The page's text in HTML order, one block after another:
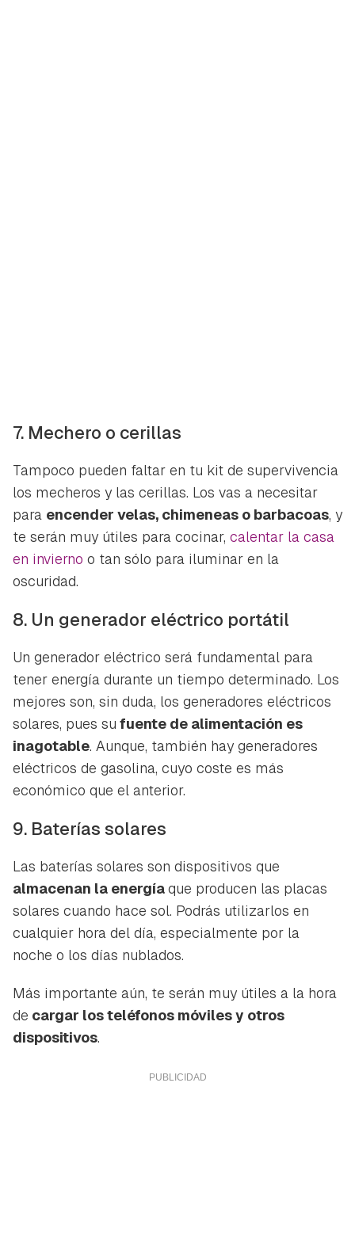
7. Mechero o cerillas
Tampoco pueden faltar en tu kit de supervivencia
los mecheros y las cerillas. Los vas a necesitar
para encender velas, chimeneas o barbacoas, y
te serán muy útiles para cocinar, calentar la casa
en invierno o tan sólo para iluminar en la
oscuridad.
8. Un generador eléctrico portátil
Un generador eléctrico será fundamental para
tener energía durante un tiempo determinado. Los
mejores son, sin duda, los generadores eléctricos
solares, pues su fuente de alimentación es
inagotable. Aunque, también hay generadores
eléctricos de gasolina, cuyo coste es más
económico que el anterior.
9. Baterías solares
Las baterías solares son dispositivos que
almacenan la energíaque producen las placas
solares cuando hace sol. Podrás utilizarlos en
cualquier hora del día, especialmente por la
noche o los días nublados.
Más importante aún, te serán muy útiles a la hora
de cargar los teléfonos móviles y otros
dispositivos.